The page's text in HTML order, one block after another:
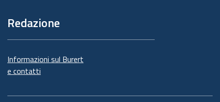
Redazione
Informazioni sul Burert
e contatti